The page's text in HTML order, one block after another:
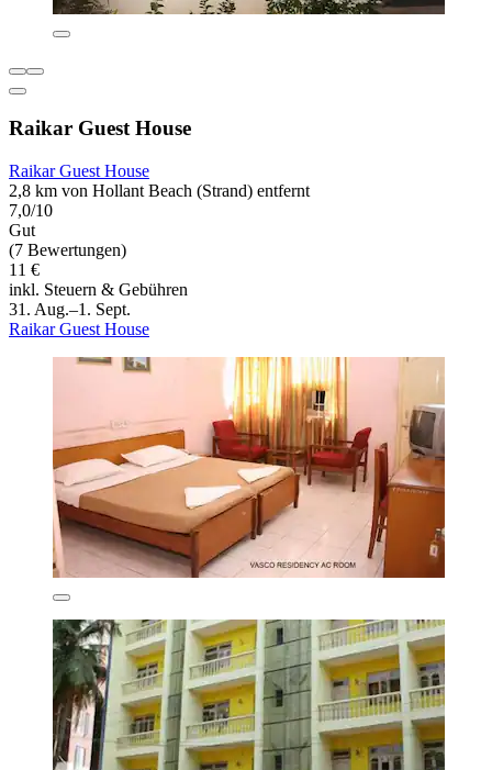
Raikar Guest House
Raikar Guest House
2,8 km von Hollant Beach (Strand) entfernt
7,0/10
Gut
(7 Bewertungen)
11 €
inkl. Steuern & Gebühren
31. Aug.–1. Sept.
Raikar Guest House